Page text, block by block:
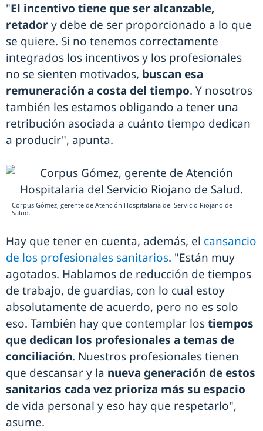
"El incentivo tiene que ser alcanzable,
retadory debe de ser proporcionado a lo que
se quiere. Si no tenemos correctamente
integrados los incentivos y los profesionales
no se sienten motivados, buscan esa
remuneración a costa del tiempo. Y nosotros
también les estamos obligando a tener una
retribución asociada a cuánto tiempo dedican
a producir", apunta.
Corpus Gómez, gerente de Atención Hospitalaria del Servicio Riojano de
Salud.
Hay que tener en cuenta, además, el cansancio
de los profesionales sanitarios. "Están muy
agotados. Hablamos de reducción de tiempos
de trabajo, de guardias, con lo cual estoy
absolutamente de acuerdo, pero no es solo
eso. También hay que contemplar lostiempos
que dedican los profesionales a temas de
conciliación. Nuestros profesionales tienen
que descansar y la nueva generación de estos
sanitarios cada vez prioriza más su espacio
de vida personal y eso hay que respetarlo",
asume.